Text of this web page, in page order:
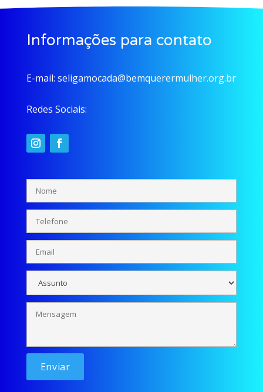
Informações para contato
E-mail: seligamocada@bemquerermulher.org.br
Redes Sociais: